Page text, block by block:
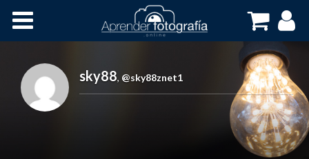
Cursos OnLine
sky88, @sky88znet1